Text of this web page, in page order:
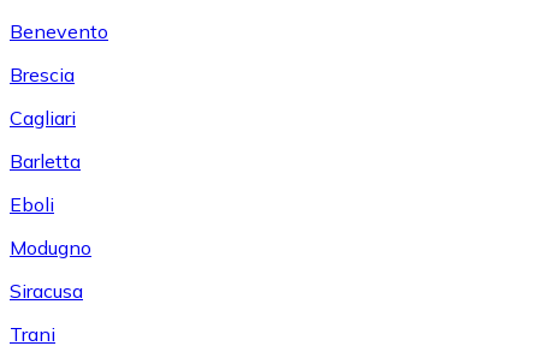
Benevento
Brescia
Cagliari
Barletta
Eboli
Modugno
Siracusa
Trani